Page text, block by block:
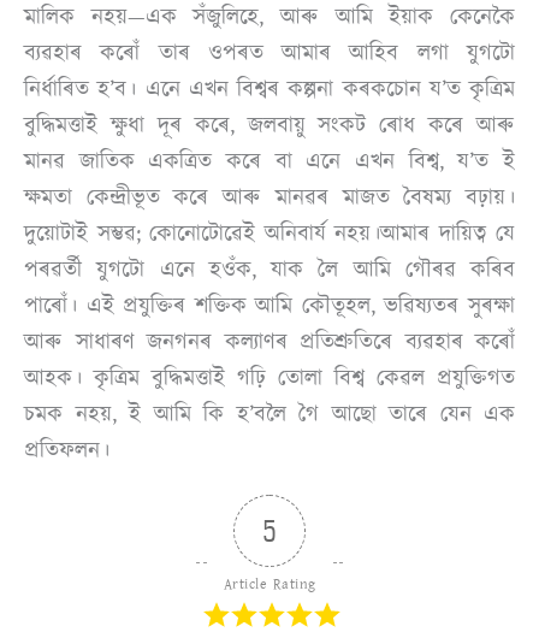
মালিক নহয়—এক সঁজুলিহে, আৰু আমি ইয়াক কেনেকৈ
ব্যৱহাৰ কৰোঁ তাৰ ওপৰত আমাৰ আহিব লগা যুগটো
নিৰ্ধাৰিত হ’ব। এনে এখন বিশ্বৰ কল্পনা কৰকচোন য’ত কৃত্ৰিম
বুদ্ধিমত্তাই ক্ষুধা দূৰ কৰে, জলবায়ু সংকট ৰোধ কৰে আৰু
মানৱ জাতিক একত্ৰিত কৰে বা এনে এখন বিশ্ব, য’ত ই
ক্ষমতা কেন্দ্ৰীভূত কৰে আৰু মানৱৰ মাজত বৈষম্য বঢ়ায়।
দুয়োটাই সম্ভৱ; কোনোটোৱেই অনিবাৰ্য নহয়।আমাৰ দায়িত্ব যে
পৰৱৰ্তী যুগটো এনে হওঁক, যাক লৈ আমি গৌৰৱ কৰিব
পাৰোঁ। এই প্ৰযুক্তিৰ শক্তিক আমি কৌতূহল, ভৱিষ্যতৰ সুৰক্ষা
আৰু সাধাৰণ জনগনৰ কল্যাণৰ প্ৰতিশ্ৰুতিৰে ব্যৱহাৰ কৰোঁ
আহক। কৃত্ৰিম বুদ্ধিমত্তাই গঢ়ি তোলা বিশ্ব কেৱল প্ৰযুক্তিগত
চমক নহয়, ই আমি কি হ’বলৈ গৈ আছো তাৰে যেন এক
প্ৰতিফলন।
5
Article Rating